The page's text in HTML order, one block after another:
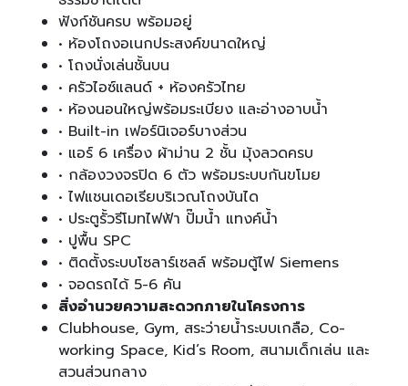
ฟังก์ชันครบ พร้อมอยู่
• ห้องโถงอเนกประสงค์ขนาดใหญ่
• โถงนั่งเล่นชั้นบน
• ครัวไอซ์แลนด์ + ห้องครัวไทย
• ห้องนอนใหญ่พร้อมระเบียง และอ่างอาบน้ำ
• Built-in เฟอร์นิเจอร์บางส่วน
• แอร์ 6 เครื่อง ผ้าม่าน 2 ชั้น มุ้งลวดครบ
• กล้องวงจรปิด 6 ตัว พร้อมระบบกันขโมย
• ไฟแชนเดอเรียบริเวณโถงบันได
• ประตูรั้วรีโมทไฟฟ้า ปั๊มน้ำ แทงค์น้ำ
• ปูพื้น SPC
• ติดตั้งระบบโซลาร์เซลล์ พร้อมตู้ไฟ Siemens
• จอดรถได้ 5-6 คัน
สิ่งอำนวยความสะดวกภายในโครงการ
Clubhouse, Gym, สระว่ายน้ำระบบเกลือ, Co-
working Space, Kid’s Room, สนามเด็กเล่น และ
สวนส่วนกลาง